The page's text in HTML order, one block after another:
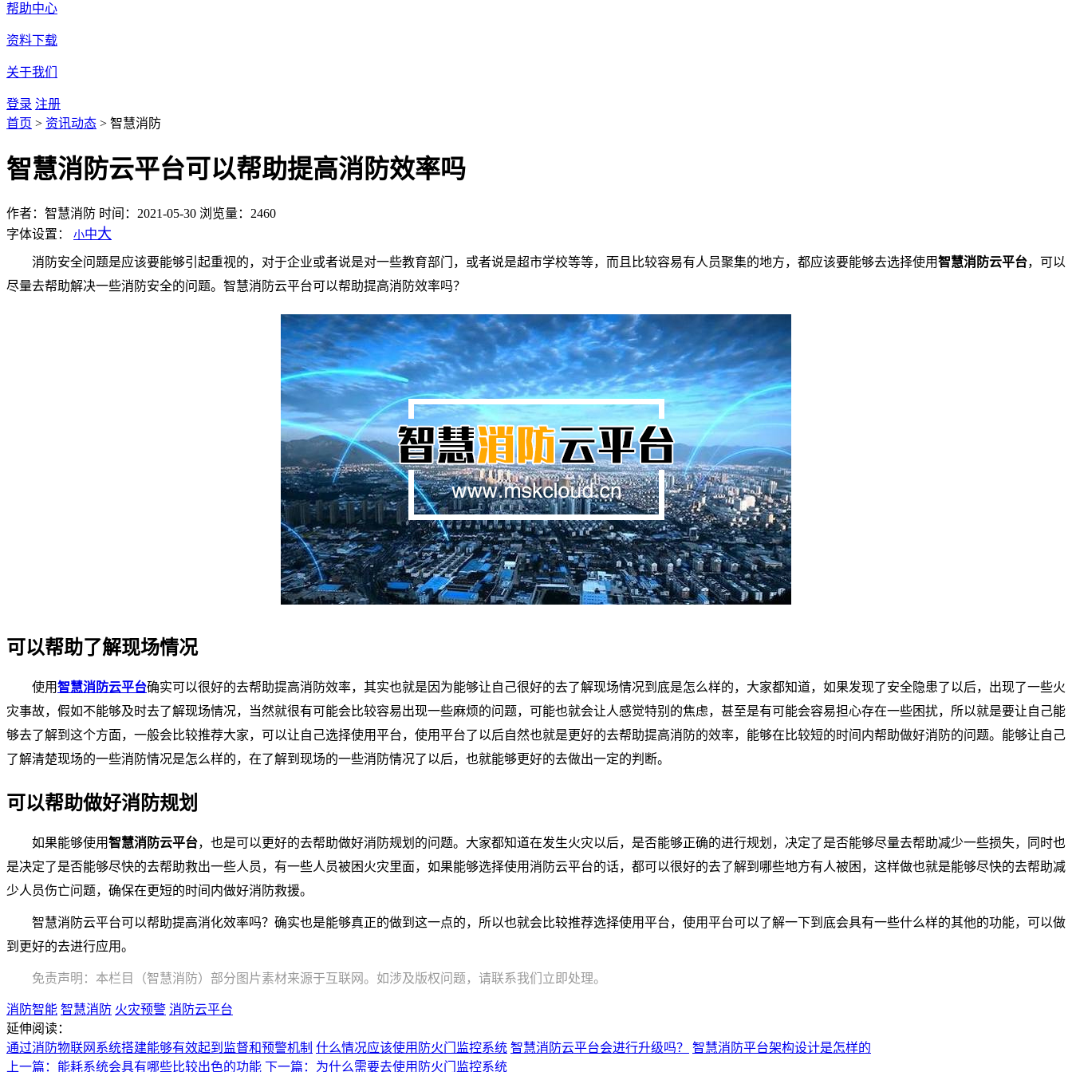
帮助中心
资料下载
关于我们
登录 注册
首页 > 资讯动态 > 智慧消防
智慧消防云平台可以帮助提高消防效率吗
作者：智慧消防 时间：2021-05-30 浏览量：2460
字体设置： 小中大
消防安全问题是应该要能够引起重视的，对于企业或者说是对一些教育部门，或者说是超市学校等等，而且比较容易有人员聚集的地方，都应该要能够去选择使用智慧消防云平台，可以
尽量去帮助解决一些消防安全的问题。智慧消防云平台可以帮助提高消防效率吗？
可以帮助了解现场情况
使用智慧消防云平台确实可以很好的去帮助提高消防效率，其实也就是因为能够让自己很好的去了解现场情况到底是怎么样的，大家都知道，如果发现了安全隐患了以后，出现了一些火
灾事故，假如不能够及时去了解现场情况，当然就很有可能会比较容易出现一些麻烦的问题，可能也就会让人感觉特别的焦虑，甚至是有可能会容易担心存在一些困扰，所以就是要让自己能
够去了解到这个方面，一般会比较推荐大家，可以让自己选择使用平台，使用平台了以后自然也就是更好的去帮助提高消防的效率，能够在比较短的时间内帮助做好消防的问题。能够让自己
了解清楚现场的一些消防情况是怎么样的，在了解到现场的一些消防情况了以后，也就能够更好的去做出一定的判断。
可以帮助做好消防规划
如果能够使用智慧消防云平台，也是可以更好的去帮助做好消防规划的问题。大家都知道在发生火灾以后，是否能够正确的进行规划，决定了是否能够尽量去帮助减少一些损失，同时也
是决定了是否能够尽快的去帮助救出一些人员，有一些人员被困火灾里面，如果能够选择使用消防云平台的话，都可以很好的去了解到哪些地方有人被困，这样做也就是能够尽快的去帮助减
少人员伤亡问题，确保在更短的时间内做好消防救援。
智慧消防云平台可以帮助提高消化效率吗？确实也是能够真正的做到这一点的，所以也就会比较推荐选择使用平台，使用平台可以了解一下到底会具有一些什么样的其他的功能，可以做
到更好的去进行应用。
免责声明：本栏目（智慧消防）部分图片素材来源于互联网。如涉及版权问题，请联系我们立即处理。
消防智能 智慧消防 火灾预警 消防云平台
延伸阅读：
通过消防物联网系统搭建能够有效起到监督和预警机制 什么情况应该使用防火门监控系统 智慧消防云平台会进行升级吗？
智慧消防平台架构设计是怎样的
上一篇：能耗系统会具有哪些比较出色的功能 下一篇：为什么需要去使用防火门监控系统